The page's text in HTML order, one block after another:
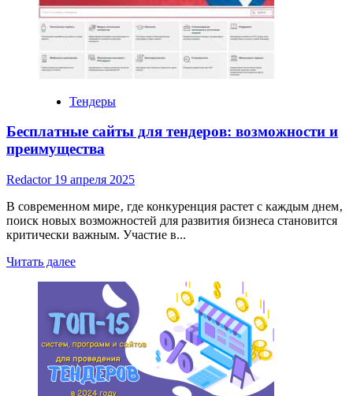
дорог:
Ключевые
аспекты
инновационные
решения
Тендеры
Бесплатные сайты для тендеров: возможности и
преимущества
Redactor 19 апреля 2025
В современном мире‚ где конкуренция растет с каждым днем‚
поиск новых возможностей для развития бизнеса становится
критически важным. Участие в...
Читать далееRead
Бесплатные
сайты
для
тендеров:
возможности
и
преимущества